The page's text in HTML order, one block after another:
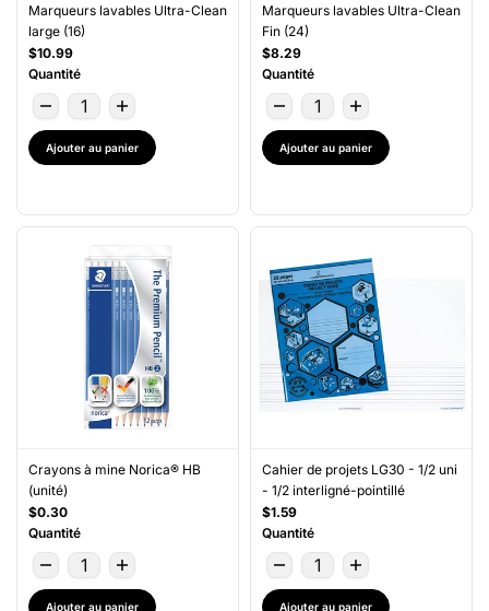
Marqueurs lavables Ultra-Clean
large (16)
$10.99
Quantité
Ajouter au panier
Marqueurs lavables Ultra-Clean
Fin (24)
$8.29
Quantité
Ajouter au panier
Crayons à mine Norica® HB
(unité)
$0.30
Quantité
Ajouter au panier
Cahier de projets LG30 - 1/2 uni
- 1/2 interligné-pointillé
$1.59
Quantité
Ajouter au panier